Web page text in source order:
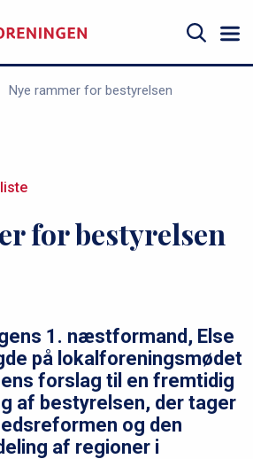
Søg
Nye rammer for bestyrelsen
for bestyrelsen
1. næstformand, Else
på lokalforeningsmødet
forslag til en fremtidig
af bestyrelsen, der tager
og den
af regioner i